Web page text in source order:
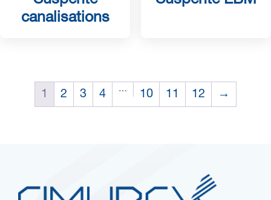
canalisations
1 2 3 4 … 10 11 12 →